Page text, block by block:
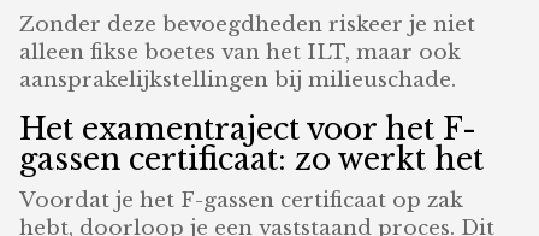
Zonder deze bevoegdheden riskeer je niet
alleen fikse boetes van het ILT, maar ook
aansprakelijkstellingen bij milieuschade.
Het examentraject voor het F-
gassen certificaat: zo werkt het
Voordat je het F-gassen certificaat op zak
hebt, doorloop je een vaststaand proces. Dit